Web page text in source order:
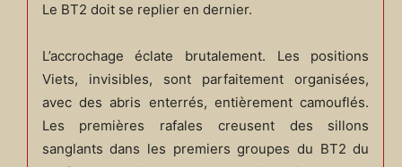
Le BT2 doit se replier en dernier.
L’accrochage éclate brutalement. Les positions
Viets, invisibles, sont parfaitement organisées,
avec des abris enterrés, entièrement camouflés.
Les premières rafales creusent des sillons
sanglants dans les premiers groupes du BT2 du